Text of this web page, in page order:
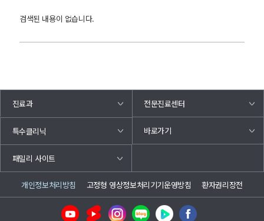
검색된 내용이 없습니다.
진료과 전문진료센터
특수클리닉 바로가기
패밀리 사이트
개인정보처리방침 고정형 영상정보처리기기운영방침 환자권리장전